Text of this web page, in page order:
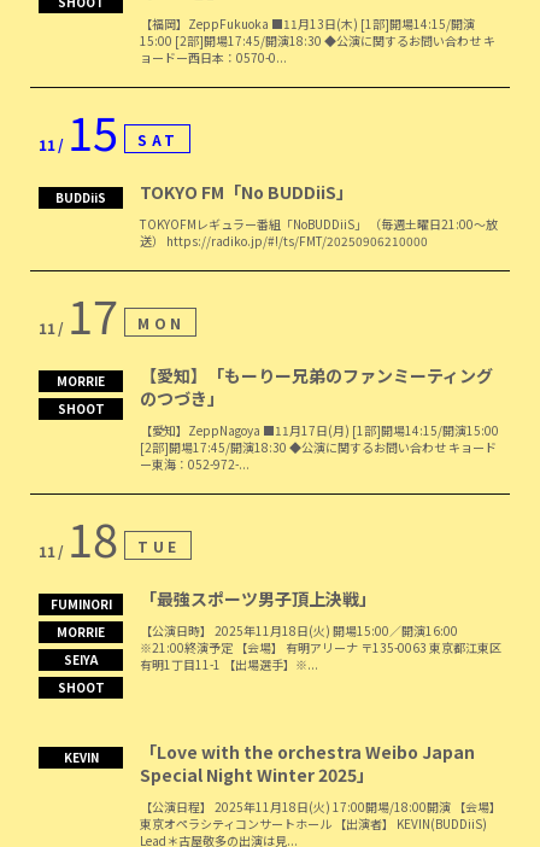
【福岡】ZeppFukuoka ■11月13日(木) [1部]開場14:15/開演
15:00 [2部]開場17:45/開演18:30 ◆公演に関するお問い合わせ キ
ョードー西日本：0570-0...
11 15 SAT
BUDDiiS TOKYO FM「No BUDDiiS」
TOKYOFMレギュラー番組「NoBUDDiiS」 （毎週土曜日21:00〜放
送） https://radiko.jp/#!/ts/FMT/20250906210000
11 17 MON
MORRIE
SHOOT
【愛知】「もーりー兄弟のファンミーティング
のつづき」
【愛知】ZeppNagoya ■11月17日(月) [1部]開場14:15/開演15:00
[2部]開場17:45/開演18:30 ◆公演に関するお問い合わせ キョード
ー東海：052-972-...
11 18 TUE
FUMINORI
MORRIE
SEIYA
SHOOT
「最強スポーツ男子頂上決戦」
【公演日時】 2025年11月18日(火) 開場15:00／開演16:00
※21:00終演予定 【会場】 有明アリーナ 〒135-0063 東京都江東区
有明1丁目11-1 【出場選手】※...
KEVIN
「Love with the orchestra Weibo Japan
Special Night Winter 2025」
【公演日程】 2025年11月18日(火) 17:00開場/18:00開演 【会場】
東京オペラシティコンサートホール 【出演者】 KEVIN(BUDDiiS)
Lead＊古屋敬多の出演は見...